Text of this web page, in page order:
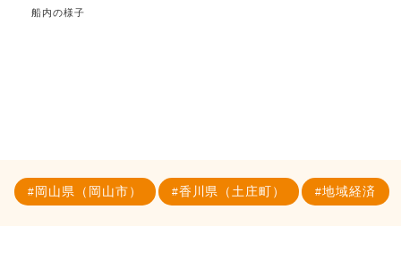
船内の様子
岡山県（岡山市） 香川県（土庄町） 地域経済